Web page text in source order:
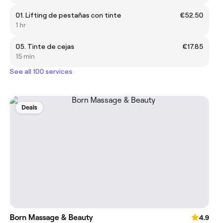
01. Lifting de pestañas con tinte
€52.50
1 hr
05. Tinte de cejas
€17.85
15 min
See all 100 services
Deals
Born Massage & Beauty
4.9